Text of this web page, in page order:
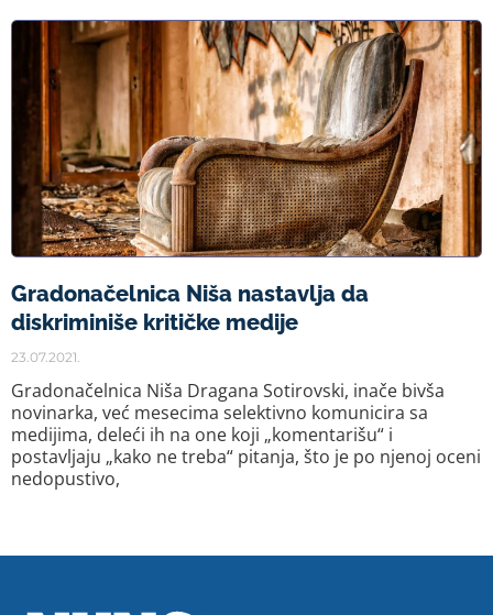
Gradonačelnica Niša nastavlja da
diskriminiše kritičke medije
23.07.2021.
Gradonačelnica Niša Dragana Sotirovski, inače bivša
novinarka, već mesecima selektivno komunicira sa
medijima, deleći ih na one koji „komentarišu“ i
postavljaju „kako ne treba“ pitanja, što je po njenoj oceni
nedopustivo,